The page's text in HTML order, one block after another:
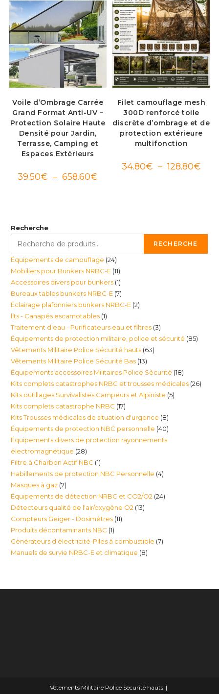
Voile d’Ombrage Carrée
Grand Format Anti-UV –
Protection Solaire Haute
Densité pour Jardin,
Terrasse, Camping et
Espaces Extérieurs
39.50€ – 658.60€
Filet camouflage mesh
300D renforcé toile
discrète d’ombrage et de
protection extérieure
multifonction
34.80€ – 128.80€de
Recherche
RECHERCHE
Équipements de camouflage 2424
produits
Mobiliers pour Bunkers NRBC-E 1111
produits
Accessoires divers pour bunkers 11
produit
Bureaux tables bunkers NRBC-E 77
produits
Éclairage plafonniers bunkers NRBC-E 22
lits - Canapés escamotables 11
produit
Traitement d'eau - Purificateurs eau et filtres 33
produits
Équipements de protection militaire, police et sécurité 8585
Vêtements Militaire Police Sécurité hauts 6363
Vêtements Militaire Police Sécurité Bas 1313
produits
Équipements accessoires Militaires Police Sécurité 1818
produits
Kits complets catastrophes NRBC et trousses médicales 2626
Kits outillages Survivalistes Campeurs et Alpiniste 55
Kits complets catastrophe NRBC 1717
produits
Kits Trousses médicales de situation d'urgence 88
produits
Équipements de protection NBC personnelle 4040
produits
Équipements divers de protection rayonnements
électromagnétique 2828
produits
Filtre à Charbon Actif NBC 11
produit
Habillements de protection NBC Personnelle 44
Masques à gaz 77
produits
Équipements de détection NRBC et CO2/O2 2424
Détecteurs qualité de l'air/oxygène O2 1313
Compteurs Geiger - Dosimètres 1111
Produits décontaminants NBC 11
produit
Générateurs d'électricité-Piles à combustible 77
Manuels de survie NRBC-E et climatique 88
Vêtements Militaire Police Sécurité hauts